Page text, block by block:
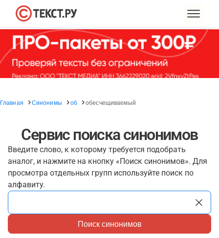
Главная Синонимы об обесчещиваемый
Сервис поиска синонимов
Введите слово, к которому требуется подобрать
аналог, и нажмите на кнопку «Поиск синонимов». Для
просмотра отдельных групп используйте поиск по
алфавиту.
Поиск синонимов